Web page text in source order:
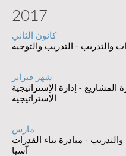
2017
كانون الثاني
والتدريب - التدريب والتوجيه
شهر فبراير
المشاريع - إدارة الإستراتيجية
الإستراتيجية
مارس
والتدريب - مبادرة بناء القدرات
آسيا